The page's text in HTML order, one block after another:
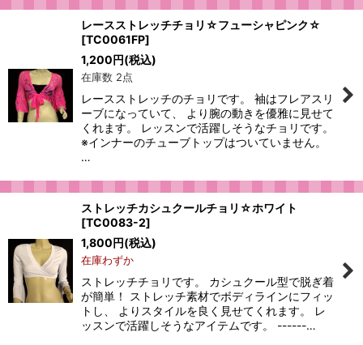
レースストレッチチョリ☆フューシャピンク☆
[TC0061FP]
1,200円(税込)
在庫数 2点
レースストレッチのチョリです。 袖はフレアスリ
ーブになっていて、 より腕の動きを優雅に見せて
くれます。 レッスンで活躍しそうなチョリです。
※インナーのチューブトップはついていません。
…
ストレッチカシュクールチョリ☆ホワイト
[TC0083-2]
1,800円(税込)
在庫わずか
ストレッチチョリです。 カシュクール型で脱ぎ着
が簡単！ ストレッチ素材でボディラインにフィッ
トし、 よりスタイルを良く見せてくれます。 レ
ッスンで活躍しそうなアイテムです。 ------…